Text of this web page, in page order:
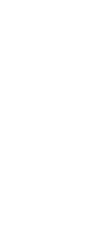
- 11:00), prednostná